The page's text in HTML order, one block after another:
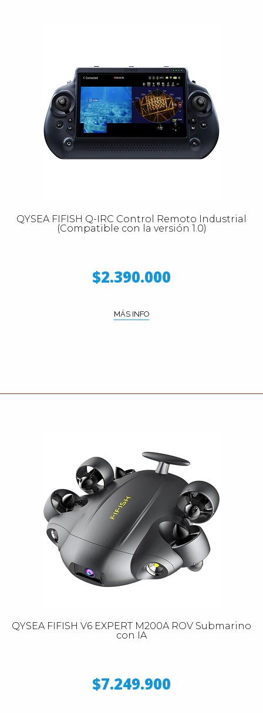
QYSEA FIFISH Q-IRC Control Remoto Industrial
(Compatible con la versión 1.0)
$2.390.000
MÁS INFO
QYSEA FIFISH V6 EXPERT M200A ROV Submarino
con IA
$7.249.900